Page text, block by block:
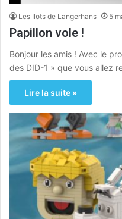
Les Ilots de Langerhans 5
Papillon vole !
Bonjour les amis ! Avec le
des DID-1 » que vous allez
Lire la suite »